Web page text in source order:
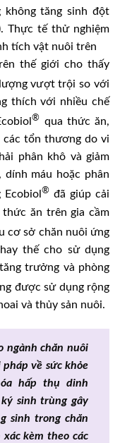
không tăng sinh đột
Thực tế thử nghiệm
tích vật nuôi trên
thế giới cho thấy
vượt trội so với
thích với nhiều chế
® qua thức ăn,
các tổn thương do vi
phân khô và giảm
máu hoặc phân
® đã giúp cải
ăn trên gia cầm
cơ sở chăn nuôi ứng
thế cho sử dụng
trưởng và phòng
được sử dụng rộng
và thủy sản nuôi.
ngành chăn nuôi
về sức khỏe
hấp thụ dinh
sinh trùng gây
sinh trong chăn
kèm theo các